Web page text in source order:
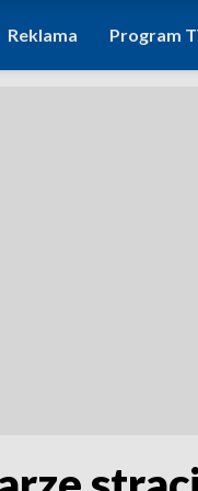
Reklama Program